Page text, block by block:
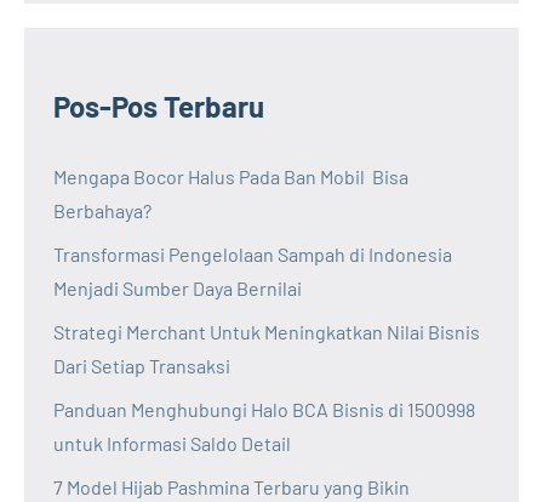
Pos-Pos Terbaru
Mengapa Bocor Halus Pada Ban Mobil Bisa
Berbahaya?
Transformasi Pengelolaan Sampah di Indonesia
Menjadi Sumber Daya Bernilai
Strategi Merchant Untuk Meningkatkan Nilai Bisnis
Dari Setiap Transaksi
Panduan Menghubungi Halo BCA Bisnis di 1500998
untuk Informasi Saldo Detail
7 Model Hijab Pashmina Terbaru yang Bikin